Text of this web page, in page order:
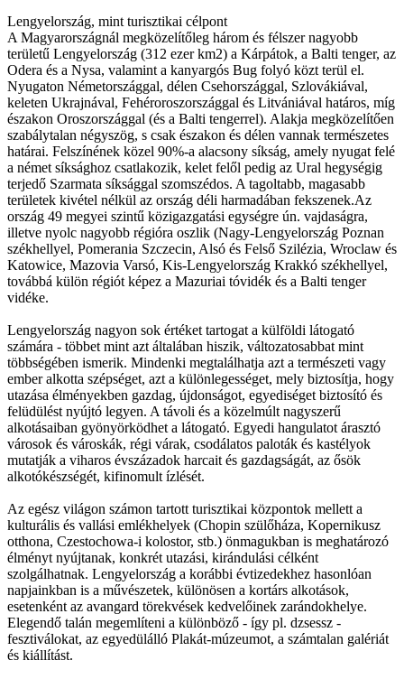
Lengyelország, mint turisztikai célpont
A Magyarországnál megközelítőleg három és félszer nagyobb
területű Lengyelország (312 ezer km2) a Kárpátok, a Balti tenger, az
Odera és a Nysa, valamint a kanyargós Bug folyó közt terül el.
Nyugaton Németországgal, délen Csehországgal, Szlovákiával,
keleten Ukrajnával, Fehéroroszországgal és Litvániával határos, míg
északon Oroszországgal (és a Balti tengerrel). Alakja megközelítően
szabálytalan négyszög, s csak északon és délen vannak természetes
határai. Felszínének közel 90%-a alacsony síkság, amely nyugat felé
a német síksághoz csatlakozik, kelet felől pedig az Ural hegységig
terjedő Szarmata síksággal szomszédos. A tagoltabb, magasabb
területek kivétel nélkül az ország déli harmadában fekszenek.Az
ország 49 megyei szintű közigazgatási egységre ún. vajdaságra,
illetve nyolc nagyobb régióra oszlik (Nagy-Lengyelország Poznan
székhellyel, Pomerania Szczecin, Alsó és Felső Szilézia, Wroclaw és
Katowice, Mazovia Varsó, Kis-Lengyelország Krakkó székhellyel,
továbbá külön régiót képez a Mazuriai tóvidék és a Balti tenger
vidéke.
Lengyelország nagyon sok értéket tartogat a külföldi látogató
számára - többet mint azt általában hiszik, változatosabbat mint
többségében ismerik. Mindenki megtalálhatja azt a természeti vagy
ember alkotta szépséget, azt a különlegességet, mely biztosítja, hogy
utazása élményekben gazdag, újdonságot, egyediséget biztosító és
felüdülést nyújtó legyen. A távoli és a közelmúlt nagyszerű
alkotásaiban gyönyörködhet a látogató. Egyedi hangulatot árasztó
városok és városkák, régi várak, csodálatos paloták és kastélyok
mutatják a viharos évszázadok harcait és gazdagságát, az ősök
alkotókészségét, kifinomult ízlését.
Az egész világon számon tartott turisztikai központok mellett a
kulturális és vallási emlékhelyek (Chopin szülőháza, Kopernikusz
otthona, Czestochowa-i kolostor, stb.) önmagukban is meghatározó
élményt nyújtanak, konkrét utazási, kirándulási célként
szolgálhatnak. Lengyelország a korábbi évtizedekhez hasonlóan
napjainkban is a művészetek, különösen a kortárs alkotások,
esetenként az avangard törekvések kedvelőinek zarándokhelye.
Elegendő talán megemlíteni a különböző - így pl. dzsessz -
fesztiválokat, az egyedülálló Plakát-múzeumot, a számtalan galériát
és kiállítást.